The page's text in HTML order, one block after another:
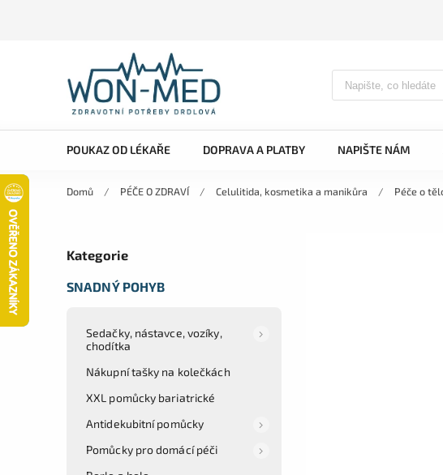
POUKAZ OD LÉKAŘE DOPRAVA A PLATBY NAPIŠTE NÁM
Domů / PÉČE O ZDRAVÍ / Celulitida, kosmetika a manikůra / Péče o
Kategorie
SNADNÝ POHYB
Sedačky, nástavce, vozíky,
chodítka
Nákupní tašky na kolečkách
XXL pomůcky bariatrické
Antidekubitní pomůcky
Pomůcky pro domácí péči